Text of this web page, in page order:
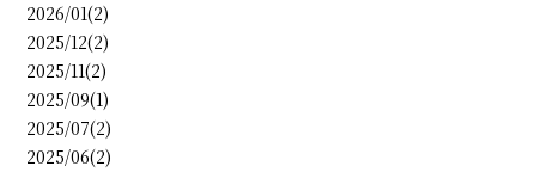
2026/01(2)
2025/12(2)
2025/11(2)
2025/09(1)
2025/07(2)
2025/06(2)